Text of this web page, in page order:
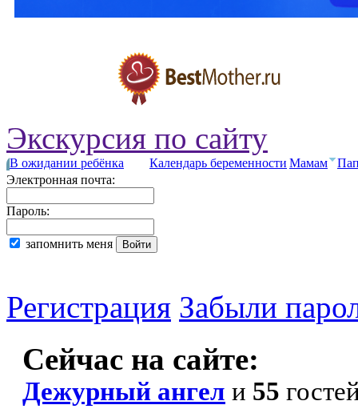
Экскурсия по сайту
В ожидании ребёнка Календарь беременности Мамам
Электронная почта:
Пароль:
запомнить меня
Регистрация Забыли
Сейчас на сайте:
Дежурный ангел и 55